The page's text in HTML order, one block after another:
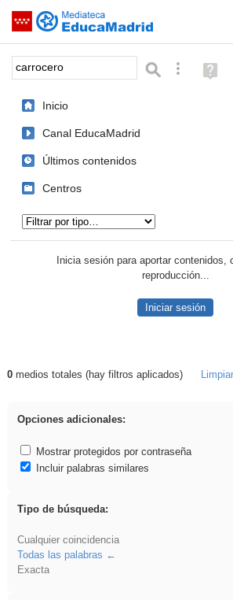
Saltar navegación
Palabra o frase: BúsquedaAyuda
(en
Inicio
Canal EducaMadrid
Últimos contenidos
Centros
Inicia sesión para aportar contenidos,
reproducción...
Iniciar sesión
Resultados de: carrocero
0medios totales (hay filtros aplicados)
Opciones adicionales:
Mostrar protegidos por contraseña
Incluir palabras similares
Tipo de búsqueda:
Cualquier coincidencia
Todas las palabras
Exacta